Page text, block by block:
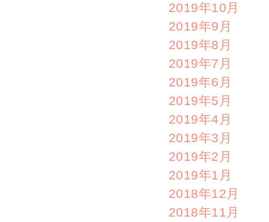
2019年10月
2019年9月
2019年8月
2019年7月
2019年6月
2019年5月
2019年4月
2019年3月
2019年2月
2019年1月
2018年12月
2018年11月